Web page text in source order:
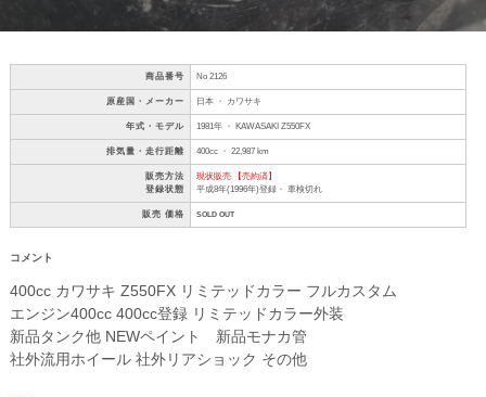
商品番号 No 2126
原産国・メーカー 日本 ・ カワサキ
年式・モデル 1981年 ・ KAWASAKI Z550FX
排気量・走行距離 400cc ・ 22,987 km
販売方法
登録状態
現状販売 【売約済】
平成8年(1996年)登録・ 車検切れ
販売 価格 SOLD OUT
コメント
400cc カワサキ Z550FX リミテッドカラー フルカスタム
エンジン400cc 400cc登録 リミテッドカラー外装
新品タンク他 NEWペイント 新品モナカ管
社外流用ホイール 社外リアショック その他